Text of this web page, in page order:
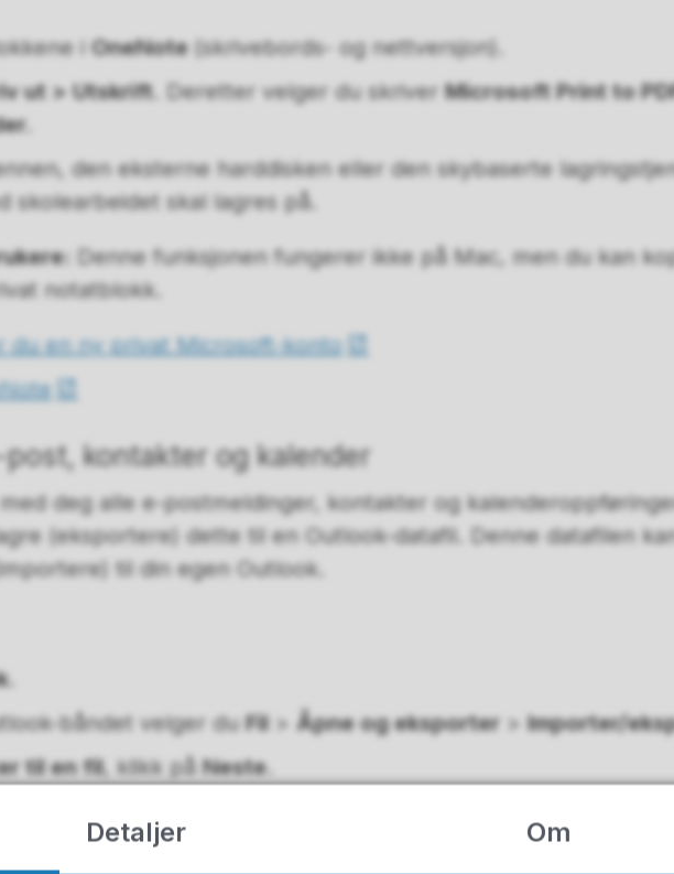
iOneNote (skrivebords- og nettversjon).
ut > Utskrift. Deretter velger du skriverMicrosoft Print to
den eksterne harddisken eller den skybaserte
skolearbeidet skal lagres på.
Denne funksjonen fungerer ikke på Mac, men du kan
notatblokk.
du en ny privat Microsoft-konto
post, kontakter og kalender
med deg alle e-postmeldinger, kontakter og
(eksportere) dette til en Outlook-datafil. Denne datafilen
til din egen Outlook.
.
båndet velger duFil> Åpne og eksporter >Importer/
til en fil, klikk påNeste.
e-postkontoen
Detaljer Om